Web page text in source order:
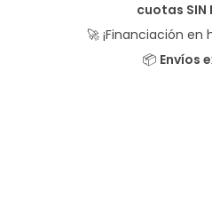
cuotas SIN
🚀 ¡Financiación en
📦 Envíos